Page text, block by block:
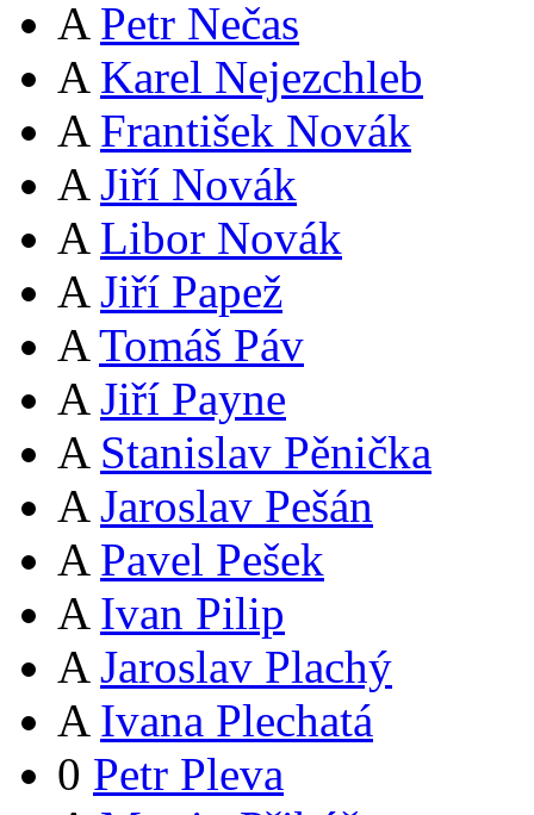
A Petr Nečas
A Karel Nejezchleb
A František Novák
A Jiří Novák
A Libor Novák
A Jiří Papež
A Tomáš Páv
A Jiří Payne
A Stanislav Pěnička
A Jaroslav Pešán
A Pavel Pešek
A Ivan Pilip
A Jaroslav Plachý
A Ivana Plechatá
0 Petr Pleva